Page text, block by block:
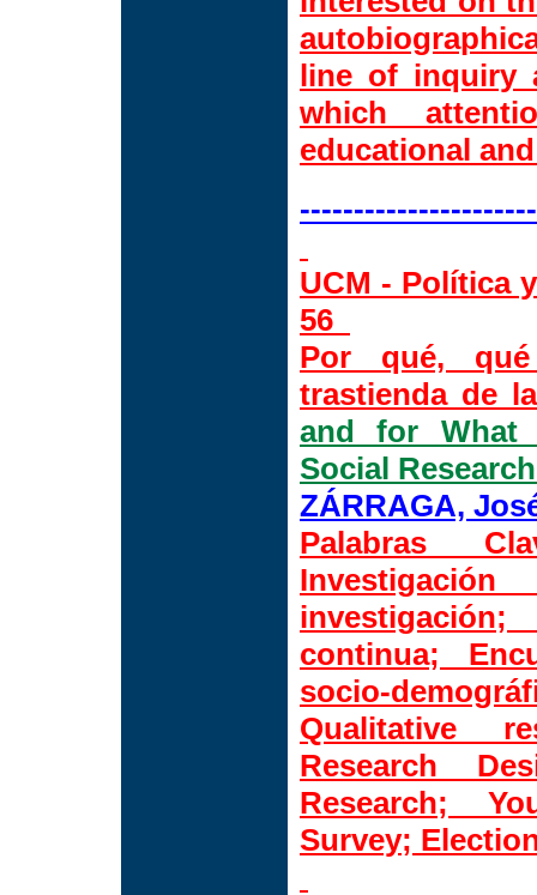
line of inquiry
which
educational
UCM - Política
56
Por qué,
trastienda de
and for What
Social
ZÁRRAGA,
Palabras
continua;
socio-
Qualitative
Research
Research;
Survey;